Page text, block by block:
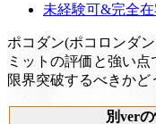
未経験可&完全
ポコダン(ポコロンダ
ミットの評価と強い点
限界突破するべきかど
別ver